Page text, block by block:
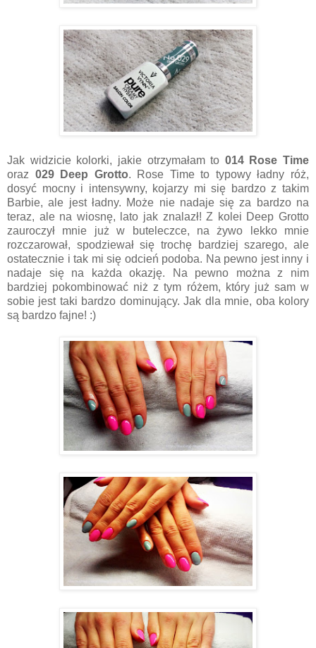
Jak widzicie kolorki, jakie otrzymałam to 014 Rose Time
oraz 029 Deep Grotto. Rose Time to typowy ładny róż,
dosyć mocny i intensywny, kojarzy mi się bardzo z takim
Barbie, ale jest ładny. Może nie nadaje się za bardzo na
teraz, ale na wiosnę, lato jak znalazł! Z kolei Deep Grotto
zauroczył mnie już w buteleczce, na żywo lekko mnie
rozczarował, spodziewał się trochę bardziej szarego, ale
ostatecznie i tak mi się odcień podoba. Na pewno jest inny i
nadaje się na każda okazję. Na pewno można z nim
bardziej pokombinować niż z tym różem, który już sam w
sobie jest taki bardzo dominujący. Jak dla mnie, oba kolory
są bardzo fajne! :)